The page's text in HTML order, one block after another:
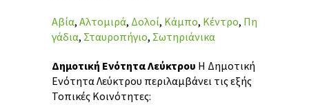
Αβία, Αλτομιρά, Δολοί, Κάμπο, Κέντρο, Πη
γάδια, Σταυροπήγιο, Σωτηριάνικα
Δημοτική Ενότητα Λεύκτρου Η Δημοτική
Ενότητα Λεύκτρου περιλαμβάνει τις εξής
Τοπικές Κοινότητες: